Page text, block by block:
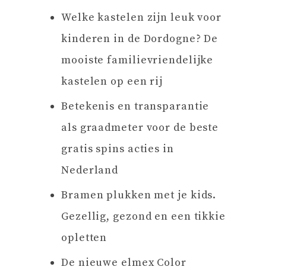
Welke kastelen zijn leuk voor
kinderen in de Dordogne? De
mooiste familievriendelijke
kastelen op een rij
Betekenis en transparantie
als graadmeter voor de beste
gratis spins acties in
Nederland
Bramen plukken met je kids.
Gezellig, gezond en een tikkie
opletten
De nieuwe elmex Color